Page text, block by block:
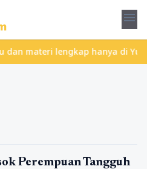
menu
materi lengkap hanya di
Perempuan Tangguh